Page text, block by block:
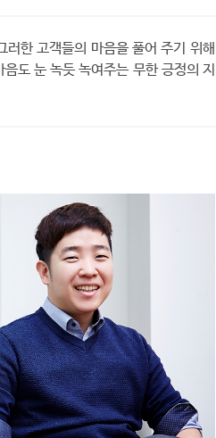
한 고객들의 마음을 풀어 주기 위해
도 눈 녹듯 녹여주는 무한 긍정의 지